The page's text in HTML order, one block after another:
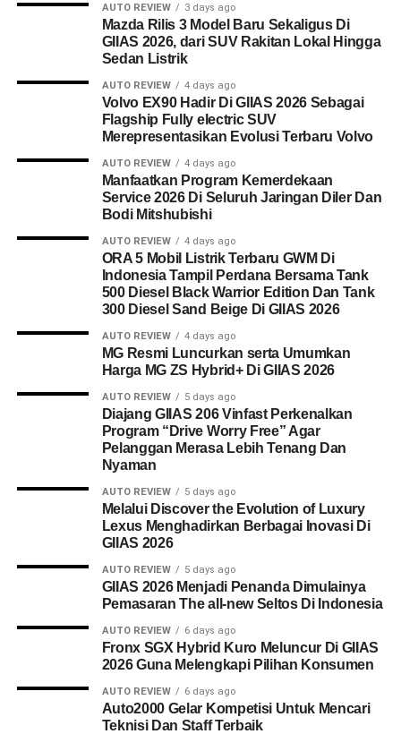
AUTO REVIEW 3 days ago
Mazda Rilis 3 Model Baru Sekaligus Di
GIIAS 2026, dari SUV Rakitan Lokal Hingga
Sedan Listrik
AUTO REVIEW 4 days ago
Volvo EX90 Hadir Di GIIAS 2026 Sebagai
Flagship Fully electric SUV
Merepresentasikan Evolusi Terbaru Volvo
AUTO REVIEW 4 days ago
Manfaatkan Program Kemerdekaan
Service 2026 Di Seluruh Jaringan Diler Dan
Bodi Mitshubishi
AUTO REVIEW 4 days ago
ORA 5 Mobil Listrik Terbaru GWM Di
Indonesia Tampil Perdana Bersama Tank
500 Diesel Black Warrior Edition Dan Tank
300 Diesel Sand Beige Di GIIAS 2026
AUTO REVIEW 4 days ago
MG Resmi Luncurkan serta Umumkan
Harga MG ZS Hybrid+ Di GIIAS 2026
AUTO REVIEW 5 days ago
Diajang GIIAS 206 Vinfast Perkenalkan
Program “Drive Worry Free” Agar
Pelanggan Merasa Lebih Tenang Dan
Nyaman
AUTO REVIEW 5 days ago
Melalui Discover the Evolution of Luxury
Lexus Menghadirkan Berbagai Inovasi Di
GIIAS 2026
AUTO REVIEW 5 days ago
GIIAS 2026 Menjadi Penanda Dimulainya
Pemasaran The all-new Seltos Di Indonesia
AUTO REVIEW 6 days ago
Fronx SGX Hybrid Kuro Meluncur Di GIIAS
2026 Guna Melengkapi Pilihan Konsumen
AUTO REVIEW 6 days ago
Auto2000 Gelar Kompetisi Untuk Mencari
Teknisi Dan Staff Terbaik